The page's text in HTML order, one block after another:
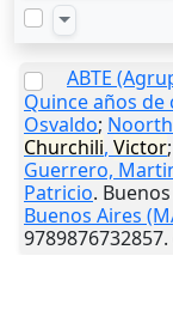
ABTE
Quince años
Osvaldo;
Churchili, Victor;
Guerrero,
Patricio.
Buenos Aires
9789876732857.